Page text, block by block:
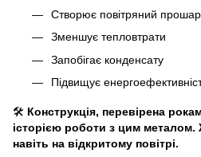
Створює повітряний
Зменшує тепловтрати
Запобігає конденсату
Підвищує
🛠️ Конструкція, перевірена
історією роботи з цим металом.
навіть на відкритому повітрі.